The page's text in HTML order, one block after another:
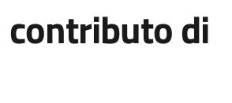
contributo di